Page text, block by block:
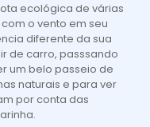
ecológica de várias
o vento em seu
diferente da sua
de carro, passsando
um belo passeio de
naturais e para ver
por conta das